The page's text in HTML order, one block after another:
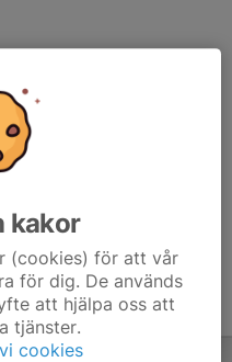
kakor
(cookies) för att vår
för dig. De används
att hjälpa oss att
tjänster.
cookies